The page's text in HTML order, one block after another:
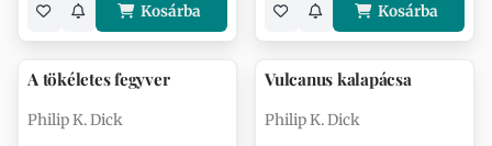
Kosárba Kosárba
A tökéletes fegyver
Philip K. Dick
Vulcanus kalapácsa
Philip K. Dick